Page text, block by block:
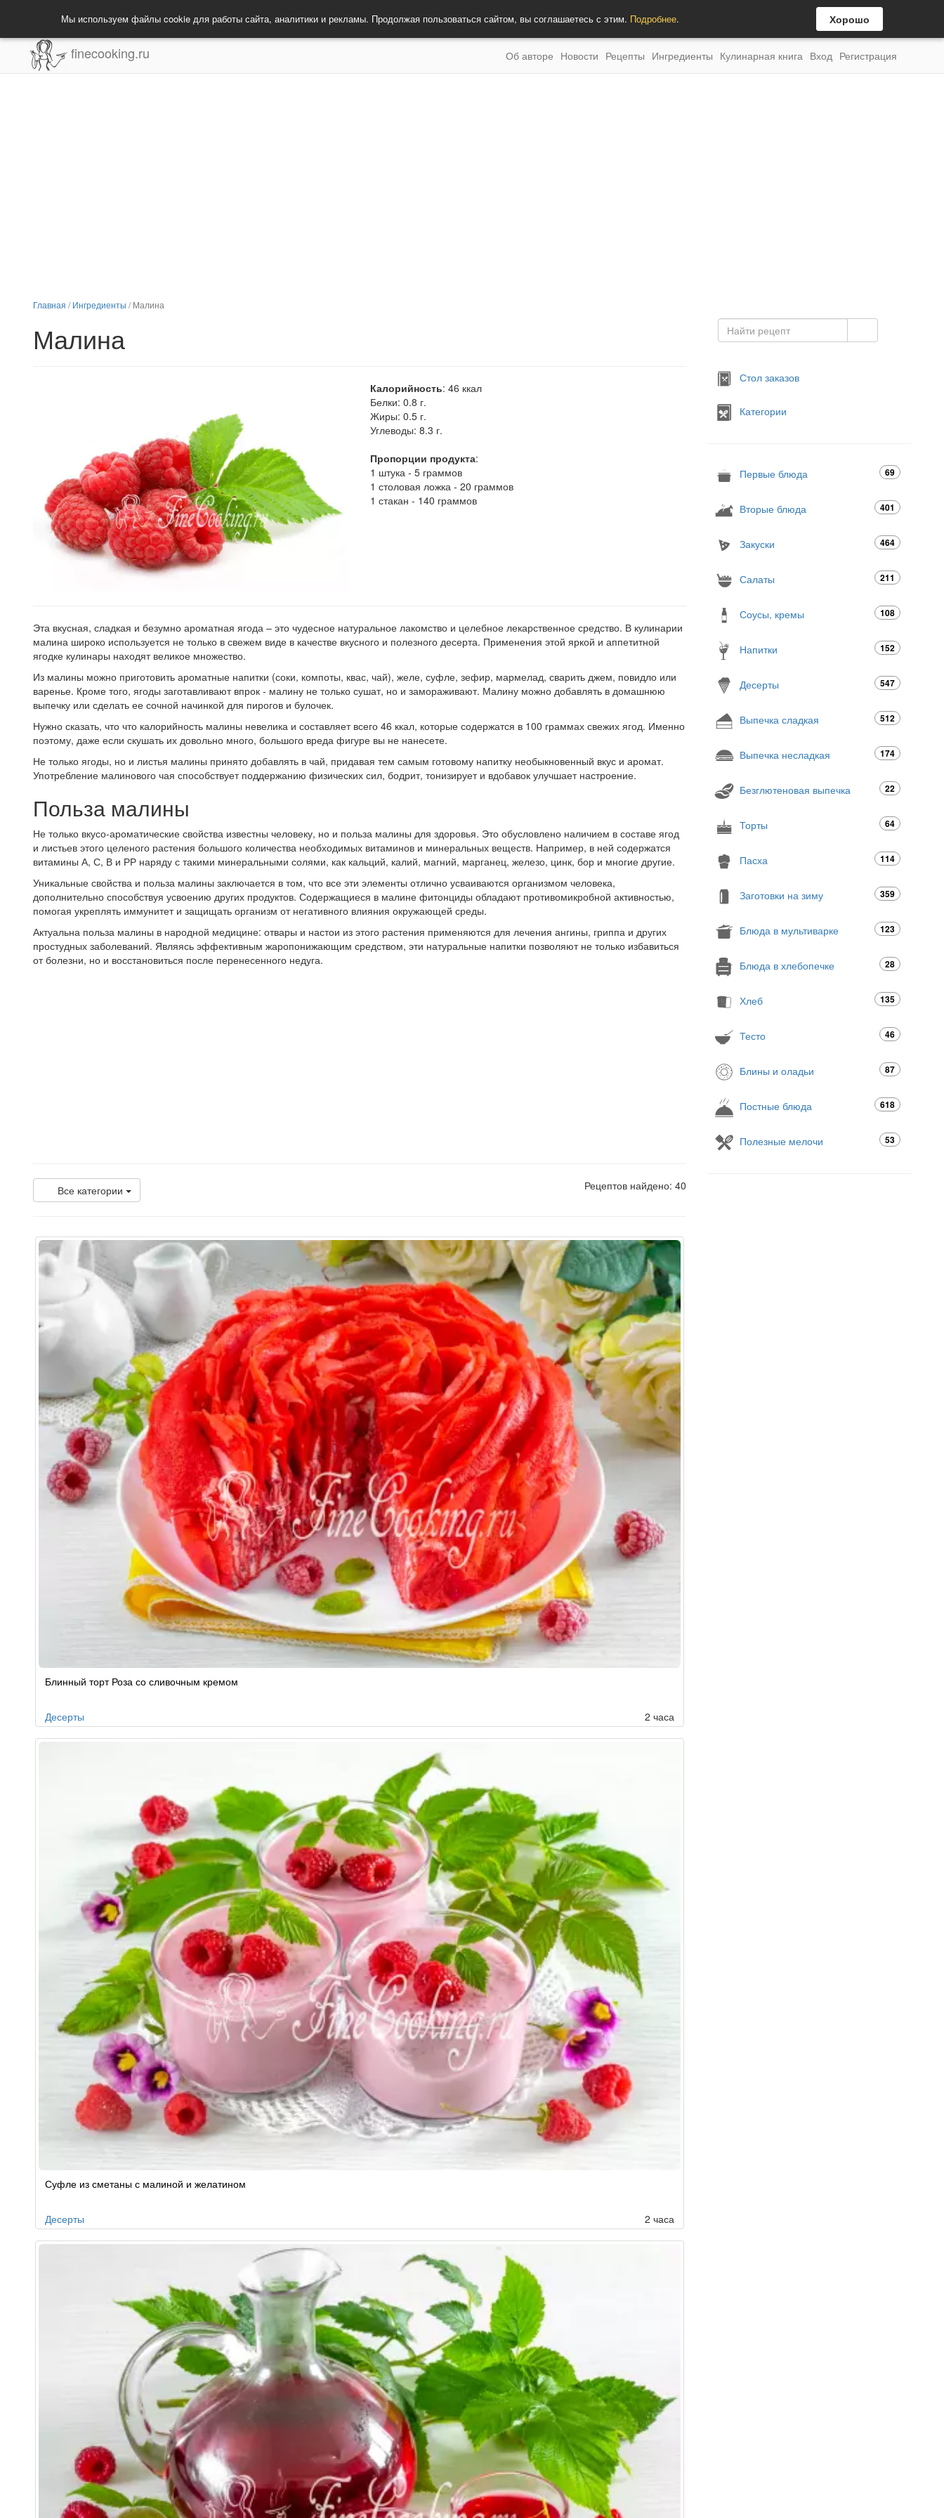
Мы используем файлы cookie для работы сайта, аналитики и рекламы. Продолжая пользоваться сайтом, вы соглашаетесь с этим. Подробнее. Хорошо
finecooking.ru Об авторе Новости Рецепты Ингредиенты Кулинарная книга Вход Регистрация
Главная /Ингредиенты /Малина
Малина
Калорийность: 46 ккал
Белки: 0.8 г.
Жиры: 0.5 г.
Углеводы: 8.3 г.
Пропорции продукта:
1 штука - 5 граммов
1 столовая ложка - 20 граммов
1 стакан - 140 граммов
Эта вкусная, сладкая и безумно ароматная ягода – это чудесное натуральное лакомство и целебное лекарственное средство. В кулинарии
малина широко используется не только в свежем виде в качестве вкусного и полезного десерта. Применения этой яркой и аппетитной
ягодке кулинары находят великое множество.
Из малины можно приготовить ароматные напитки (соки, компоты, квас, чай), желе, суфле, зефир, мармелад, сварить джем, повидло или
варенье. Кроме того, ягоды заготавливают впрок - малину не только сушат, но и замораживают. Малину можно добавлять в домашнюю
выпечку или сделать ее сочной начинкой для пирогов и булочек.
Нужно сказать, что что калорийность малины невелика и составляет всего 46 ккал, которые содержатся в 100 граммах свежих ягод. Именно
поэтому, даже если скушать их довольно много, большого вреда фигуре вы не нанесете.
Не только ягоды, но и листья малины принято добавлять в чай, придавая тем самым готовому напитку необыкновенный вкус и аромат.
Употребление малинового чая способствует поддержанию физических сил, бодрит, тонизирует и вдобавок улучшает настроение.
Польза малины
Не только вкусо-ароматические свойства известны человеку, но и польза малины для здоровья. Это обусловлено наличием в составе ягод
и листьев этого целеного растения большого количества необходимых витаминов и минеральных веществ. Например, в ней содержатся
витамины А, С, В и РР наряду с такими минеральными солями, как кальций, калий, магний, марганец, железо, цинк, бор и многие другие.
Уникальные свойства и польза малины заключается в том, что все эти элементы отлично усваиваются организмом человека,
дополнительно способствуя усвоению других продуктов. Содержащиеся в малине фитонциды обладают противомикробной активностью,
помогая укреплять иммунитет и защищать организм от негативного влияния окружающей среды.
Актуальна польза малины в народной медицине: отвары и настои из этого растения применяются для лечения ангины, гриппа и других
простудных заболеваний. Являясь эффективным жаропонижающим средством, эти натуральные напитки позволяют не только избавиться
от болезни, но и восстановиться после перенесенного недуга.
Все категории Рецептов найдено: 40
Блинный торт Роза со сливочным кремом
Десерты 2 часа
Суфле из сметаны с малиной и желатином
Десерты 2 часа
Стол заказов
Категории
Первые блюда 69
Вторые блюда 401
Закуски 464
Салаты 211
Соусы, кремы 108
Напитки 152
Десерты 547
Выпечка сладкая 512
Выпечка несладкая 174
Безглютеновая выпечка 22
Торты 64
Пасха 114
Заготовки на зиму 359
Блюда в мультиварке 123
Блюда в хлебопечке 28
Хлеб 135
Тесто 46
Блины и оладьи 87
Постные блюда 618
Полезные мелочи 53